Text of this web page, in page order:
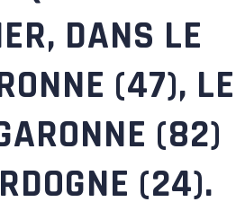
DANS LE
(47), LE
(82)
(24).